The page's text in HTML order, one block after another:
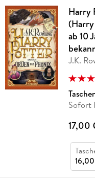
Harry
ab 10
J.K.
Sofort
17,00